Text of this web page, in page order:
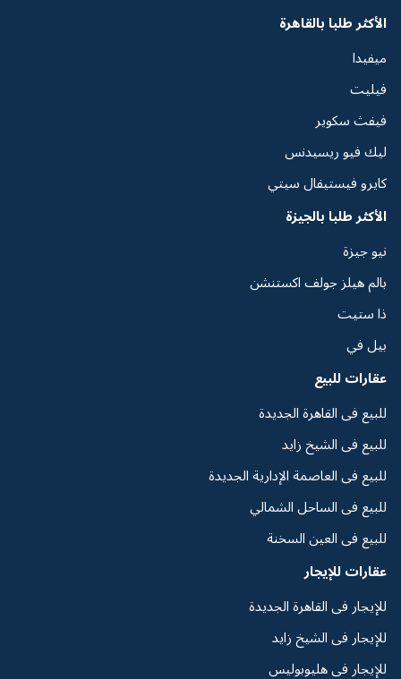
الأكثر طلبا بالقاهرة
ميفيدا
فيليت
فيفث سكوير
ليك فيو ريسيدنس
كايرو فيستيفال سيتي
الأكثر طلبا بالجيزة
نيو جيزة
بالم هيلز جولف اكستنشن
ذا ستيت
بيل في
عقارات للبيع
للبيع فى القاهرة الجديدة
للبيع فى الشيخ زايد
للبيع فى العاصمة الإدارية الجديدة
للبيع فى الساحل الشمالي
للبيع فى العين السخنة
عقارات للإيجار
للإيجار فى القاهرة الجديدة
للإيجار فى الشيخ زايد
للإيجار فى هليوبوليس